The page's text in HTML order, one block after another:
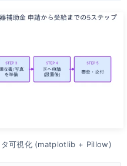
タ可視化 (matplotlib + Pillow)